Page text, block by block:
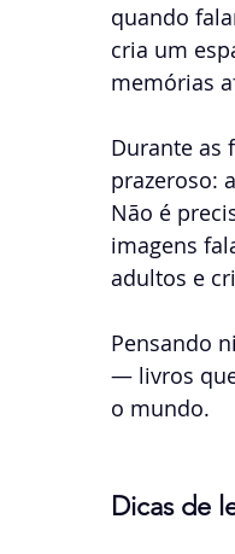
quando
cria um
memórias
Durante as
prazeroso:
Não é
imagens
adultos e
Pensando
— livros
o mundo.
Dicas de